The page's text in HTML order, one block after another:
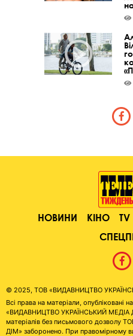
НОВИНИ КІНО TV
© 2025, ТОВ «ВИДАВНИЦТВО
Всі права на матеріали, опубліковані
«ВИДАВНИЦТВО УКРАЇНСЬКИЙ МЕДІА
матеріалів без письмового
ДІМ» заборонено. При правомірному